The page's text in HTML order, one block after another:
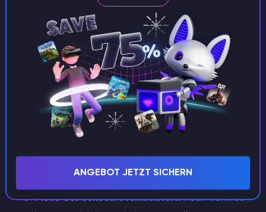
Pfeile des Schildkrötenmeisters:Auch wenn es
ANGEBOT JETZT SICHERN